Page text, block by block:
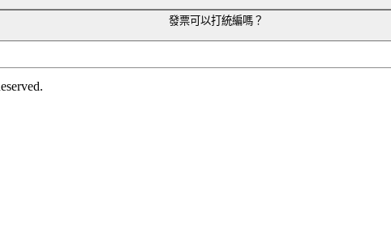
發票可以打統編嗎？
，並輸入統一編號與公司抬頭，之後會寄送電子發票到註冊時留